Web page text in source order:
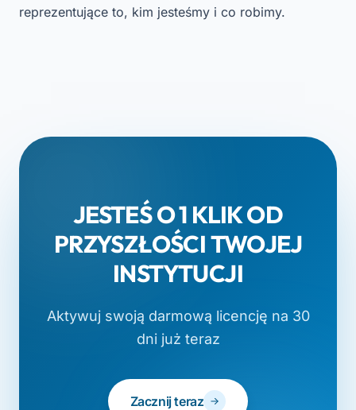
reprezentujące to, kim jesteśmy i co robimy.
JESTEŚ O 1 KLIK OD
PRZYSZŁOŚCI TWOJEJ
INSTYTUCJI
Aktywuj swoją darmową licencję na 30
dni już teraz
Zacznij teraz